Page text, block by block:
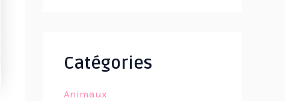
Catégories
Animaux